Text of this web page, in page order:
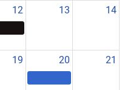
12 13 14
19 20 21